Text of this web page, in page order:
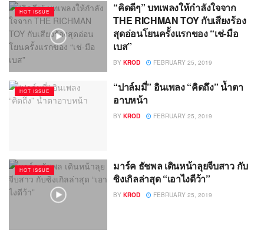
HOT ISSUE
“คิดดีๆ” บทเพลงให้กำลังใจจาก
THE RICHMAN TOY กับเสียงร้อง
สุดอ่อนโยนครั้งแรกของ “เช่-มือ
เบส”
BY KROD FEBRUARY 25, 2019
HOT ISSUE
“ปาล์มมี่” อินเพลง “คิดถึง” น้ำตา
อาบหน้า
BY KROD FEBRUARY 25, 2019
HOT ISSUE
มาร์ค ธัชพล เดินหน้าลุยจีบสาว กับ
ซิงเกิลล่าสุด “เอาไงดีว้า”
BY KROD FEBRUARY 25, 2019